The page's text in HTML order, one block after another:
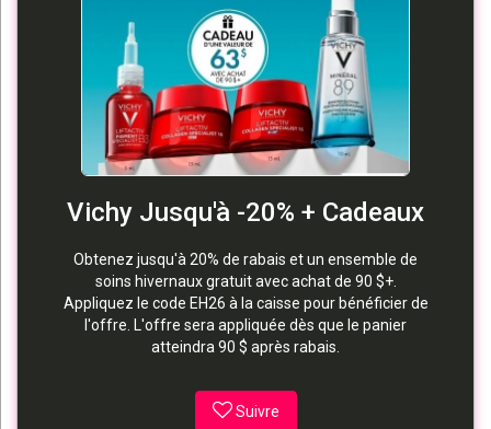
Vichy Jusqu'à -20% + Cadeaux
Obtenez jusqu'à 20% de rabais et un ensemble de
soins hivernaux gratuit avec achat de 90 $+.
Appliquez le code EH26 à la caisse pour bénéficier de
l'offre. L'offre sera appliquée dès que le panier
atteindra 90 $ après rabais.
Suivre